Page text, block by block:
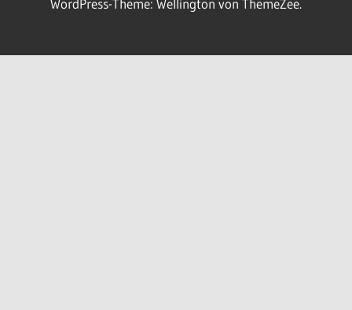
WordPress-Theme: Wellington von ThemeZee.